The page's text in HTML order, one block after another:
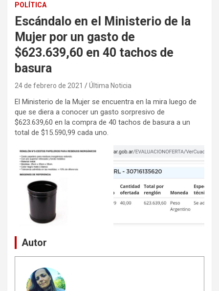
POLÍTICA
Escándalo en el Ministerio de la
Mujer por un gasto de
$623.639,60 en 40 tachos de
basura
24 de febrero de 2021 Última Noticia
El Ministerio de la Mujer se encuentra en la mira luego de
que se diera a conocer un gasto sorpresivo de
$623.639,60 en la compra de 40 tachos de basura a un
total de $15.590,99 cada uno.
Autor